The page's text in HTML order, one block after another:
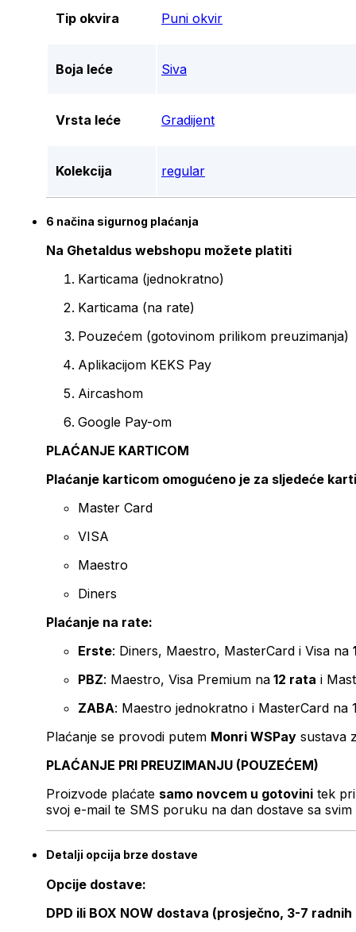
Tip okvira Puni okvir
Boja leće Siva
Vrsta leće Gradijent
Kolekcija regular
6 načina sigurnog plaćanja
Na Ghetaldus webshopu možete platiti
Karticama (jednokratno)
Karticama (na rate)
Pouzećem (gotovinom prilikom preuzimanja)
Aplikacijom KEKS Pay
Aircashom
Google Pay-om
PLAĆANJE KARTICOM
Plaćanje karticom omogućeno je za sljedeće
Master Card
VISA
Maestro
Diners
Plaćanje na rate:
Erste: Diners, Maestro, MasterCard i Visa na
PBZ: Maestro, Visa Premium na 12 rata i
ZABA: Maestro jednokratno i MasterCard na
Plaćanje se provodi putem Monri WSPay sustava
PLAĆANJE PRI PREUZIMANJU (POUZEĆEM)
Proizvode plaćate samo novcem u gotovini tek
svoj e-mail te SMS poruku na dan dostave sa svim
Detalji opcija brze dostave
Opcije dostave:
DPD ili BOX NOW dostava (prosječno, 3-7 radnih